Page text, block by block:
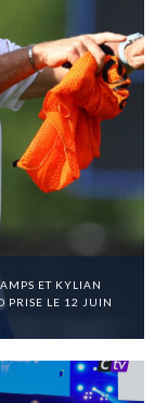
ET KYLIAN
PRISE LE 12 JUIN